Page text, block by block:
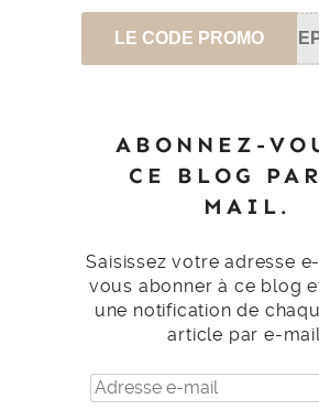
LE CODE PROMO
ABONNEZ-
CE BLOG
MAIL.
Saisissez votre adresse
vous abonner à ce blog
une notification de
article par e-mail.
Adresse
e-